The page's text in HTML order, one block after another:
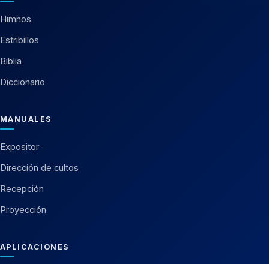
Himnos
Estribillos
Biblia
Diccionario
MANUALES
Expositor
Dirección de cultos
Recepción
Proyección
APLICACIONES